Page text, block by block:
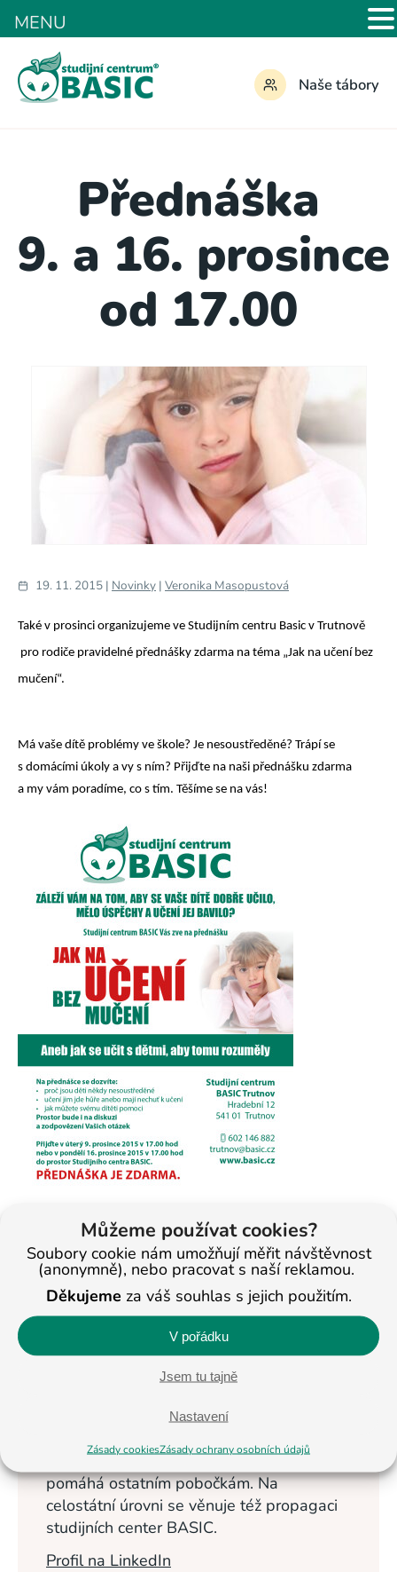
Můžeme používat cookies?
Soubory cookie nám umožňují měřit návštěvnost
(anonymně), nebo pracovat s naší reklamou.
Děkujeme za váš souhlas s jejich použitím.
V pořádku
Jsem tu tajně
Nastavení
Zásady cookiesZásady ochrany osobních údajů
Naše tábory
Přednáška
9. a 16. prosince
od 17.00
19. 11. 2015 | Novinky | Veronika Masopustová
Také v prosinci organizujeme ve Studijním centru Basic v Trutnově
pro rodiče pravidelné přednášky zdarma na téma „Jak na učení bez
mučení“.
Má vaše dítě problémy ve škole? Je nesoustředěné? Trápí se
s domácími úkoly a vy s ním? Přijďte na naši přednášku zdarma
a my vám poradíme, co s tím. Těšíme se na vás!
< Na všechny články
Veronika
Vzdělávání dětí se
center BASIC v Jihlavě a Pelhřimově a
pomáhá ostatním pobočkám. Na
celostátní úrovni se věnuje též propagaci
studijních center BASIC.
Profil na LinkedIn
MENU